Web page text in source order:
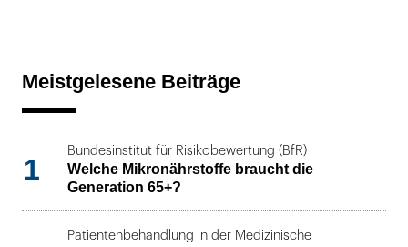
Meistgelesene Beiträge
1
Bundesinstitut für Risikobewertung (BfR)
Welche Mikronährstoffe braucht die
Generation 65+?
Patientenbehandlung in der Medizinische